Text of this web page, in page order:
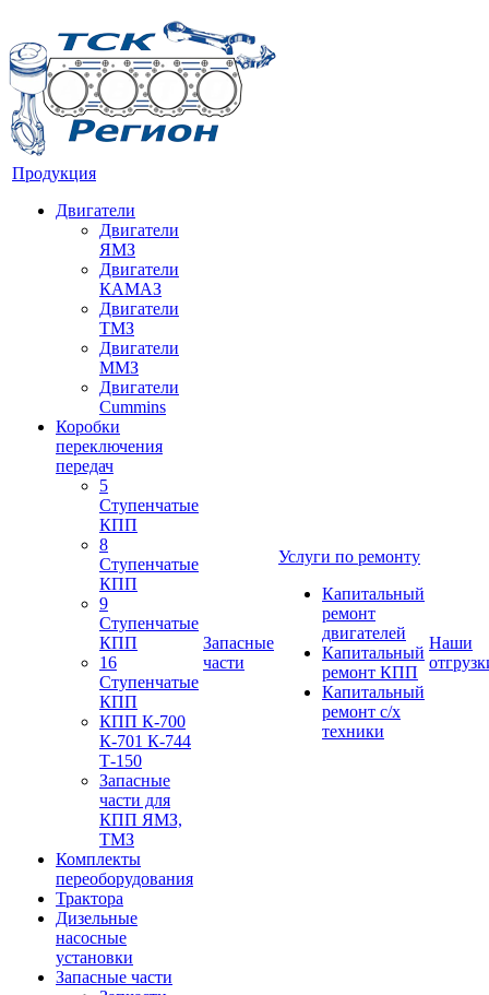
Продукция
Двигатели
Двигатели
ЯМЗ
Двигатели
КАМАЗ
Двигатели
ТМЗ
Двигатели
ММЗ
Двигатели
Cummins
Коробки
переключения
передач
5
Ступенчатые
КПП
8
Ступенчатые
КПП
9
Ступенчатые
КПП
16
Ступенчатые
КПП
КПП К-700
К-701 К-744
Т-150
Запасные
части для
КПП ЯМЗ,
ТМЗ
Комплекты
переоборудования
Трактора
Дизельные
насосные
установки
Запасные части
Запасные
части
Услуги по ремонту
Капитальный
ремонт
двигателей
Капитальный
ремонт КПП
Капитальный
ремонт с/х
техники
Наши